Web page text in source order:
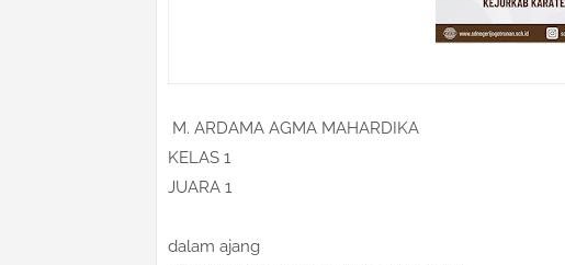
M. ARDAMA AGMA MAHARDIKA
KELAS 1
JUARA 1
dalam ajang